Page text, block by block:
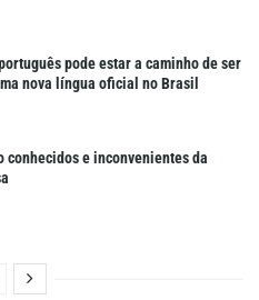
pode estar a caminho de ser
nova língua oficial no Brasil
conhecidos e inconvenientes da